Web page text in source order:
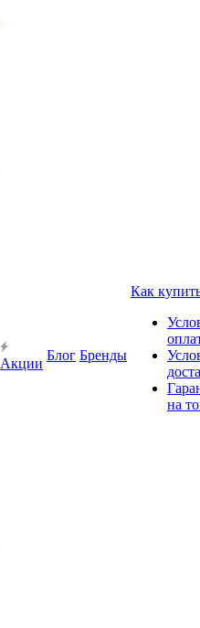
Акции
Блог Бренды
Как
на